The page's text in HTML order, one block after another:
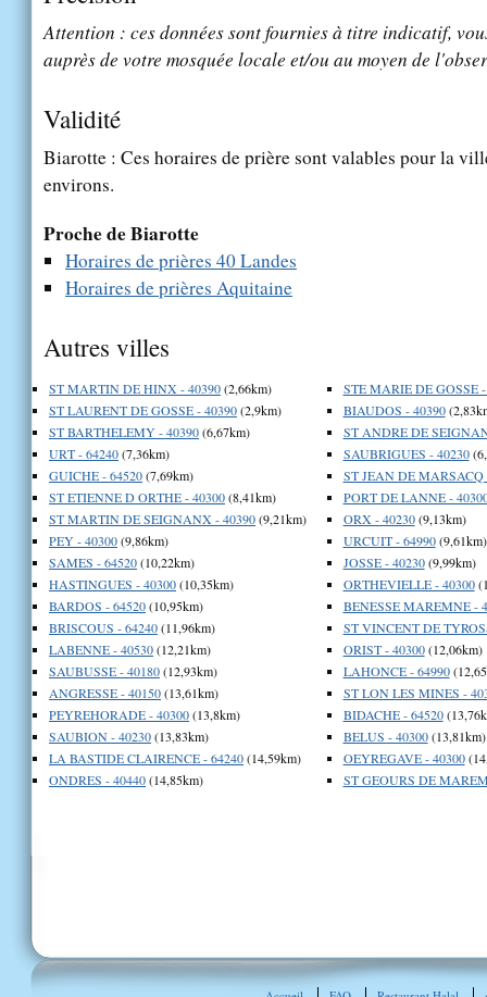
Attention : ces données sont fournies à titre indicatif,
auprès de votre mosquée locale et/ou au moyen de
Validité
Biarotte : Ces horaires de prière sont valables pour la
environs.
Proche de Biarotte
Horaires de prières 40 Landes
Horaires de prières Aquitaine
Autres villes
ST MARTIN DE HINX - 40390(2,66km)
ST LAURENT DE GOSSE - 40390(2,9km)
ST BARTHELEMY - 40390(6,67km)
URT - 64240(7,36km)
GUICHE - 64520(7,69km)
ST ETIENNE D ORTHE - 40300(8,41km)
ST MARTIN DE SEIGNANX - 40390(9,21km)
PEY - 40300(9,86km)
SAMES - 64520(10,22km)
HASTINGUES - 40300(10,35km)
BARDOS - 64520(10,95km)
BRISCOUS - 64240(11,96km)
LABENNE - 40530(12,21km)
SAUBUSSE - 40180(12,93km)
ANGRESSE - 40150(13,61km)
PEYREHORADE - 40300(13,8km)
SAUBION - 40230(13,83km)
LA BASTIDE CLAIRENCE - 64240(14,59km)
ONDRES - 40440(14,85km)
STE MARIE DE GOSSE
BIAUDOS - 40390
ST ANDRE DE
SAUBRIGUES - 40230
ST JEAN DE MARSACQ
PORT DE LANNE -
ORX - 40230(9,13km)
URCUIT - 64990(9,61km)
JOSSE - 40230(9,99km)
ORTHEVIELLE - 40300
BENESSE MAREMNE -
ST VINCENT DE
ORIST - 40300(12,06km)
LAHONCE - 64990
ST LON LES MINES -
BIDACHE - 64520
BELUS - 40300(13,81km)
OEYREGAVE - 40300
ST GEOURS DE